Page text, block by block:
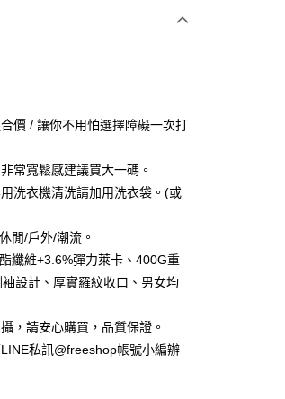
)免運費
價 / 讓你不用怕選擇障礙一次打
常寬鬆感建議買大一碼。
洗衣機清洗請加用洗衣袋。(或
閒/戶外/潮流。
纖維+3.6%彈力萊卡、400G重
設計、厚實羅紋收口、男女均
，請安心購買，品質保證。
私訊@freeshop帳號小編辦